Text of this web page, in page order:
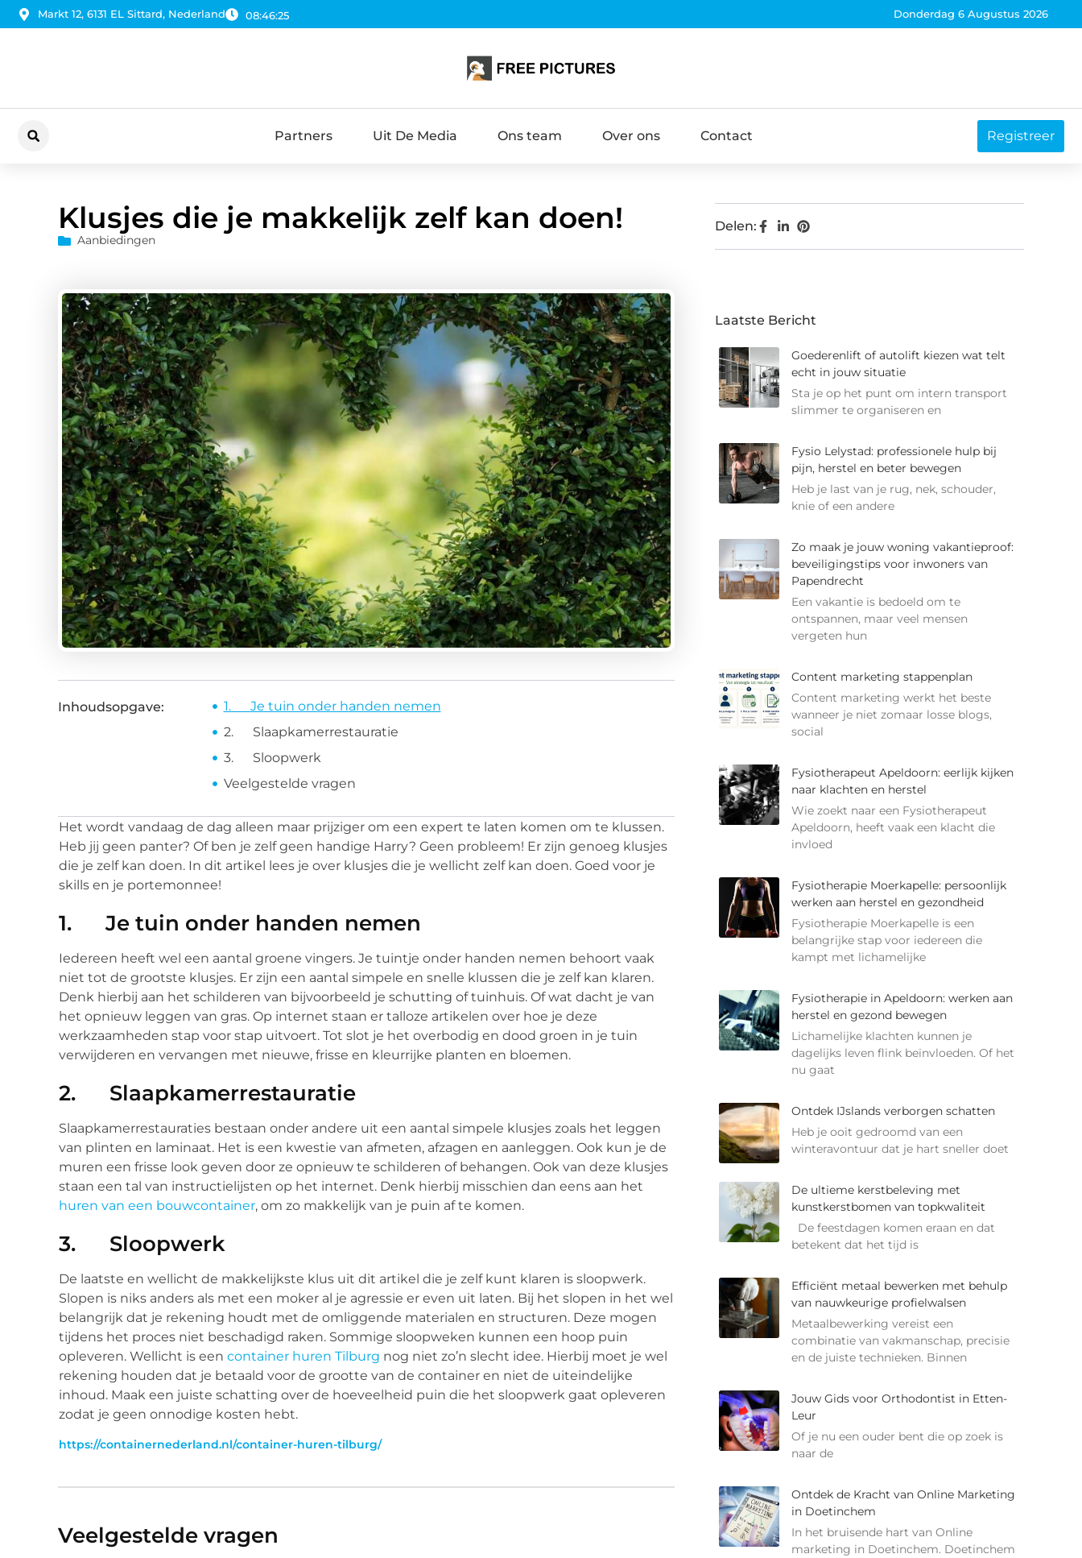
Markt 12, 6131 EL Sittard, Nederland 08:46:27 Donderdag 6 Augustus 2026
Partners Uit De Media Ons team Over ons Contact Registreer
Klusjes die je makkelijk zelf kan doen!
Aanbiedingen
Inhoudsopgave:
1. Je tuin onder handen nemen
2. Slaapkamerrestauratie
3. Sloopwerk
Veelgestelde vragen
Het wordt vandaag de dag alleen maar prijziger om een expert te laten komen om te klussen.
Heb jij geen panter? Of ben je zelf geen handige Harry? Geen probleem! Er zijn genoeg klusjes
die je zelf kan doen. In dit artikel lees je over klusjes die je wellicht zelf kan doen. Goed voor je
skills en je portemonnee!
1. Je tuin onder handen nemen
Iedereen heeft wel een aantal groene vingers. Je tuintje onder handen nemen behoort vaak
niet tot de grootste klusjes. Er zijn een aantal simpele en snelle klussen die je zelf kan klaren.
Denk hierbij aan het schilderen van bijvoorbeeld je schutting of tuinhuis. Of wat dacht je van
het opnieuw leggen van gras. Op internet staan er talloze artikelen over hoe je deze
werkzaamheden stap voor stap uitvoert. Tot slot je het overbodig en dood groen in je tuin
verwijderen en vervangen met nieuwe, frisse en kleurrijke planten en bloemen.
2. Slaapkamerrestauratie
Slaapkamerrestauraties bestaan onder andere uit een aantal simpele klusjes zoals het leggen
van plinten en laminaat. Het is een kwestie van afmeten, afzagen en aanleggen. Ook kun je de
muren een frisse look geven door ze opnieuw te schilderen of behangen. Ook van deze klusjes
staan een tal van instructielijsten op het internet. Denk hierbij misschien dan eens aan het
huren van een bouwcontainer, om zo makkelijk van je puin af te komen.
3. Sloopwerk
De laatste en wellicht de makkelijkste klus uit dit artikel die je zelf kunt klaren is sloopwerk.
Slopen is niks anders als met een moker al je agressie er even uit laten. Bij het slopen in het wel
belangrijk dat je rekening houdt met de omliggende materialen en structuren. Deze mogen
tijdens het proces niet beschadigd raken. Sommige sloopweken kunnen een hoop puin
opleveren. Wellicht is een container huren Tilburg nog niet zo’n slecht idee. Hierbij moet je wel
rekening houden dat je betaald voor de grootte van de container en niet de uiteindelijke
inhoud. Maak een juiste schatting over de hoeveelheid puin die het sloopwerk gaat opleveren
zodat je geen onnodige kosten hebt.
https://containernederland.nl/container-huren-tilburg/
Veelgestelde vragen
Delen:
Laatste Bericht
Goederenlift of autolift kiezen wat telt
echt in jouw situatie
Sta je op het punt om intern transport
slimmer te organiseren en
Fysio Lelystad: professionele hulp bij
pijn, herstel en beter bewegen
Heb je last van je rug, nek, schouder,
knie of een andere
Zo maak je jouw woning vakantieproof:
beveiligingstips voor inwoners van
Papendrecht
Een vakantie is bedoeld om te
ontspannen, maar veel mensen
vergeten hun
Content marketing stappenplan
Content marketing werkt het beste
wanneer je niet zomaar losse blogs,
social
Fysiotherapeut Apeldoorn: eerlijk kijken
naar klachten en herstel
Wie zoekt naar een Fysiotherapeut
Apeldoorn, heeft vaak een klacht die
invloed
Fysiotherapie Moerkapelle: persoonlijk
werken aan herstel en gezondheid
Fysiotherapie Moerkapelle is een
belangrijke stap voor iedereen die
kampt met lichamelijke
Fysiotherapie in Apeldoorn: werken aan
herstel en gezond bewegen
Lichamelijke klachten kunnen je
dagelijks leven flink beïnvloeden. Of het
nu gaat
Ontdek IJslands verborgen schatten
Heb je ooit gedroomd van een
winteravontuur dat je hart sneller doet
De ultieme kerstbeleving met
kunstkerstbomen van topkwaliteit
De feestdagen komen eraan en dat
betekent dat het tijd is
Efficiënt metaal bewerken met behulp
van nauwkeurige profielwalsen
Metaalbewerking vereist een
combinatie van vakmanschap, precisie
en de juiste technieken. Binnen
Jouw Gids voor Orthodontist in Etten-
Leur
Of je nu een ouder bent die op zoek is
naar de
Ontdek de Kracht van Online Marketing
in Doetinchem
In het bruisende hart van Online
marketing in Doetinchem. Doetinchem